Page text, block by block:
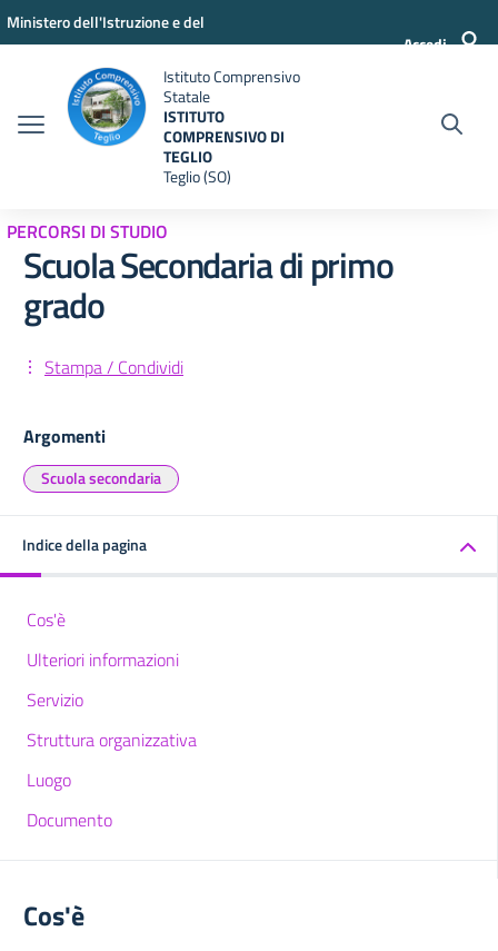
Vai ai contenuti
Vai al menu di navigazione
Vai al footer
Ministero dell'Istruzione e del
Accedi
Istituto Comprensivo
Statale
ISTITUTO
COMPRENSIVO DI
TEGLIO
Teglio (SO)
PERCORSI DI STUDIO
Scuola Secondaria di primo
grado
Stampa / Condividi
Argomenti
Scuola secondaria
Indice della pagina
Cos'è
Ulteriori informazioni
Servizio
Struttura organizzativa
Luogo
Documento
Cos'è